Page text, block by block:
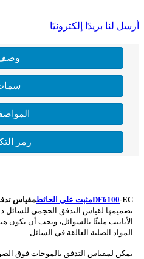
أرسل لنا بريدًا إلكترونيًا
رمز
DF6100-EC مثبت على الحائطمقياس
تصميمها لقياس التدفق الحجمي للسائل
الأنابيب مليئًا بالسوائل، ويجب أن يكون
المواد الصلبة العالقة في السائل.
يمكن لمقياس التدفق بالموجات فوق